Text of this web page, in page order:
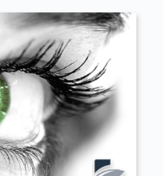
Bennecourt 78270
Blaru 78270
78930
78660
Bois-d'Arcy 78390
La Boissière-École 78125
78490
Bonnelles 78830
78270
Bouafle 78410
Bourdonné 78113
78930
Bréval 78980
Brueil-en-Vexin 78440
78200
Bullion 78830
78955